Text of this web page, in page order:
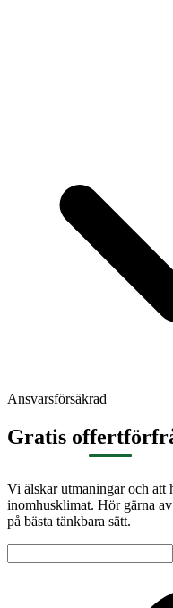
Ansvarsförsäkrad
Gratis
Vi älskar utmaningar och att
inomhusklimat. Hör gärna
på bästa tänkbara sätt.